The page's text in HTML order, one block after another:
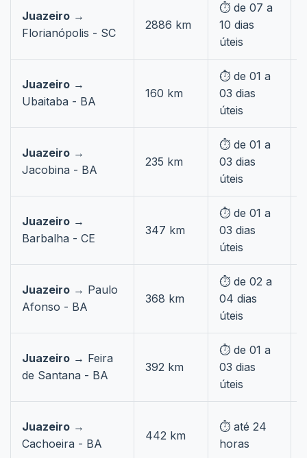
Juazeiro →
Florianópolis - SC
2886 km
⏱️ de 07 a
10 dias
úteis
Juazeiro →
Ubaitaba - BA
160 km
⏱️ de 01 a
03 dias
úteis
Juazeiro →
Jacobina - BA
235 km
⏱️ de 01 a
03 dias
úteis
Juazeiro →
Barbalha - CE
347 km
⏱️ de 01 a
03 dias
úteis
Juazeiro → Paulo
Afonso - BA
368 km
⏱️ de 02 a
04 dias
úteis
Juazeiro → Feira
de Santana - BA
392 km
⏱️ de 01 a
03 dias
úteis
Juazeiro →
Cachoeira - BA
442 km
⏱️ até 24
horas